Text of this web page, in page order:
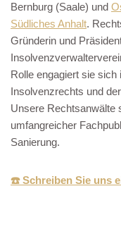
Bernburg (Saale) und
Südliches Anhalt.
Gründerin und
Rolle engagiert sie
Insolvenzrechts und
Unsere Rechtsanwälte
umfangreicher
Sanierung.
☎️ Schreiben Sie uns